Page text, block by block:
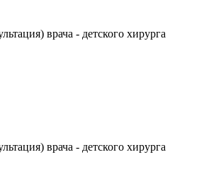
врача - детского хирурга
врача - детского хирурга